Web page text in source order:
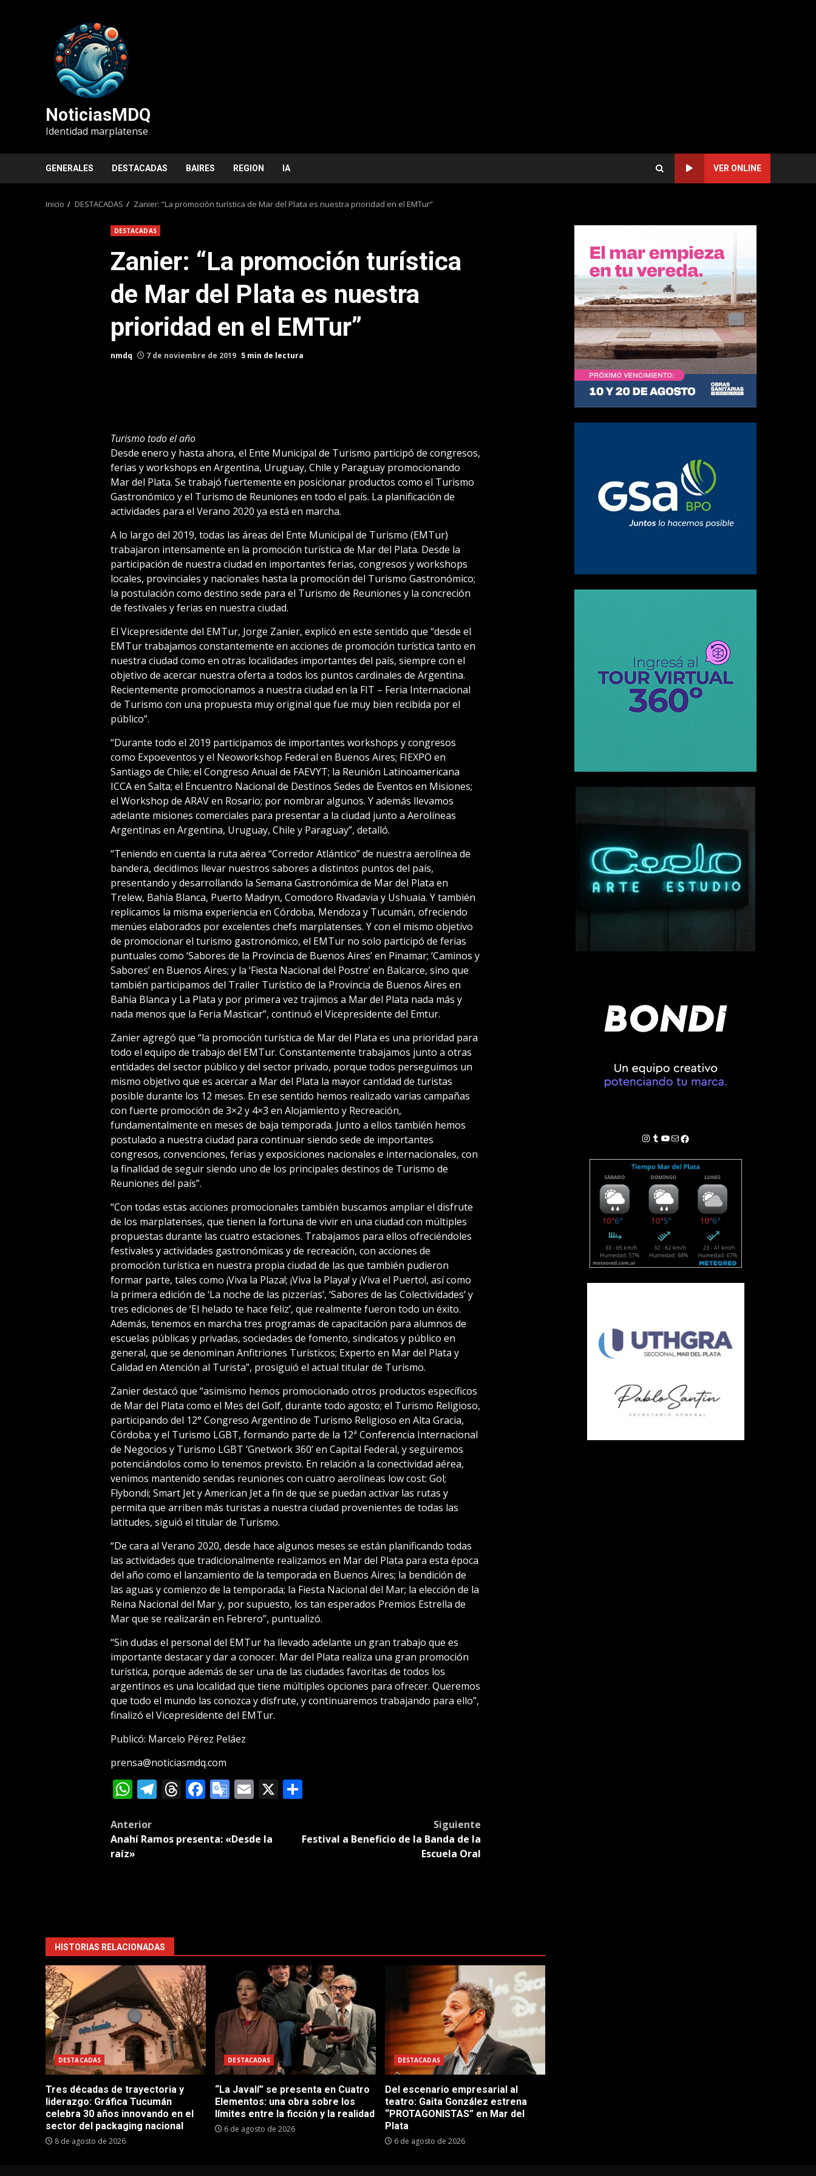
NoticiasMDQ
Identidad marplatense
GENERALES DESTACADAS BAIRES REGION IA VER ONLINE
Inicio DESTACADAS Zanier: “La promoción turística de Mar del Plata es nuestra prioridad en el EMTur”
DESTACADAS
Zanier: “La promoción turística
de Mar del Plata es nuestra
prioridad en el EMTur”
nmdq 7 de noviembre de 2019 5 min de lectura
Turismo todo el año
Desde enero y hasta ahora, el Ente Municipal de Turismo participó de congresos,
ferias y workshops en Argentina, Uruguay, Chile y Paraguay promocionando
Mar del Plata. Se trabajó fuertemente en posicionar productos como el Turismo
Gastronómico y el Turismo de Reuniones en todo el país. La planificación de
actividades para el Verano 2020 ya está en marcha.
A lo largo del 2019, todas las áreas del Ente Municipal de Turismo (EMTur)
trabajaron intensamente en la promoción turística de Mar del Plata. Desde la
participación de nuestra ciudad en importantes ferias, congresos y workshops
locales, provinciales y nacionales hasta la promoción del Turismo Gastronómico;
la postulación como destino sede para el Turismo de Reuniones y la concreción
de festivales y ferias en nuestra ciudad.
El Vicepresidente del EMTur, Jorge Zanier, explicó en este sentido que “desde el
EMTur trabajamos constantemente en acciones de promoción turística tanto en
nuestra ciudad como en otras localidades importantes del país, siempre con el
objetivo de acercar nuestra oferta a todos los puntos cardinales de Argentina.
Recientemente promocionamos a nuestra ciudad en la FIT – Feria Internacional
de Turismo con una propuesta muy original que fue muy bien recibida por el
público”.
“Durante todo el 2019 participamos de importantes workshops y congresos
como Expoeventos y el Neoworkshop Federal en Buenos Aires; FIEXPO en
Santiago de Chile; el Congreso Anual de FAEVYT; la Reunión Latinoamericana
ICCA en Salta; el Encuentro Nacional de Destinos Sedes de Eventos en Misiones;
el Workshop de ARAV en Rosario; por nombrar algunos. Y además llevamos
adelante misiones comerciales para presentar a la ciudad junto a Aerolíneas
Argentinas en Argentina, Uruguay, Chile y Paraguay”, detalló.
“Teniendo en cuenta la ruta aérea “Corredor Atlántico” de nuestra aerolínea de
bandera, decidimos llevar nuestros sabores a distintos puntos del país,
presentando y desarrollando la Semana Gastronómica de Mar del Plata en
Trelew, Bahía Blanca, Puerto Madryn, Comodoro Rivadavia y Ushuaia. Y también
replicamos la misma experiencia en Córdoba, Mendoza y Tucumán, ofreciendo
menúes elaborados por excelentes chefs marplatenses. Y con el mismo objetivo
de promocionar el turismo gastronómico, el EMTur no solo participó de ferias
puntuales como ‘Sabores de la Provincia de Buenos Aires’ en Pinamar; ‘Caminos y
Sabores’ en Buenos Aires; y la ‘Fiesta Nacional del Postre’ en Balcarce, sino que
también participamos del Trailer Turístico de la Provincia de Buenos Aires en
Bahía Blanca y La Plata y por primera vez trajimos a Mar del Plata nada más y
nada menos que la Feria Masticar”, continuó el Vicepresidente del Emtur.
Zanier agregó que “la promoción turística de Mar del Plata es una prioridad para
todo el equipo de trabajo del EMTur. Constantemente trabajamos junto a otras
entidades del sector público y del sector privado, porque todos perseguimos un
mismo objetivo que es acercar a Mar del Plata la mayor cantidad de turistas
posible durante los 12 meses. En ese sentido hemos realizado varias campañas
con fuerte promoción de 3×2 y 4×3 en Alojamiento y Recreación,
fundamentalmente en meses de baja temporada. Junto a ellos también hemos
postulado a nuestra ciudad para continuar siendo sede de importantes
congresos, convenciones, ferias y exposiciones nacionales e internacionales, con
la finalidad de seguir siendo uno de los principales destinos de Turismo de
Reuniones del país”.
“Con todas estas acciones promocionales también buscamos ampliar el disfrute
de los marplatenses, que tienen la fortuna de vivir en una ciudad con múltiples
propuestas durante las cuatro estaciones. Trabajamos para ellos ofreciéndoles
festivales y actividades gastronómicas y de recreación, con acciones de
promoción turística en nuestra propia ciudad de las que también pudieron
formar parte, tales como ¡Viva la Plaza!; ¡Viva la Playa! y ¡Viva el Puerto!, así como
la primera edición de ‘La noche de las pizzerías’, ‘Sabores de las Colectividades’ y
tres ediciones de ‘El helado te hace feliz’, que realmente fueron todo un éxito.
Además, tenemos en marcha tres programas de capacitación para alumnos de
escuelas públicas y privadas, sociedades de fomento, sindicatos y público en
general, que se denominan Anfitriones Turísticos; Experto en Mar del Plata y
Calidad en Atención al Turista”, prosiguió el actual titular de Turismo.
Zanier destacó que “asimismo hemos promocionado otros productos específicos
de Mar del Plata como el Mes del Golf, durante todo agosto; el Turismo Religioso,
participando del 12° Congreso Argentino de Turismo Religioso en Alta Gracia,
Córdoba; y el Turismo LGBT, formando parte de la 12ª Conferencia Internacional
de Negocios y Turismo LGBT ‘Gnetwork 360’ en Capital Federal, y seguiremos
potenciándolos como lo tenemos previsto. En relación a la conectividad aérea,
venimos mantenido sendas reuniones con cuatro aerolíneas low cost: Gol;
Flybondi; Smart Jet y American Jet a fin de que se puedan activar las rutas y
permita que arriben más turistas a nuestra ciudad provenientes de todas las
latitudes, siguió el titular de Turismo.
“De cara al Verano 2020, desde hace algunos meses se están planificando todas
las actividades que tradicionalmente realizamos en Mar del Plata para esta época
del año como el lanzamiento de la temporada en Buenos Aires; la bendición de
las aguas y comienzo de la temporada; la Fiesta Nacional del Mar; la elección de la
Reina Nacional del Mar y, por supuesto, los tan esperados Premios Estrella de
Mar que se realizarán en Febrero”, puntualizó.
“Sin dudas el personal del EMTur ha llevado adelante un gran trabajo que es
importante destacar y dar a conocer. Mar del Plata realiza una gran promoción
turística, porque además de ser una de las ciudades favoritas de todos los
argentinos es una localidad que tiene múltiples opciones para ofrecer. Queremos
que todo el mundo las conozca y disfrute, y continuaremos trabajando para ello”,
finalizó el Vicepresidente del EMTur.
Publicó: Marcelo Pérez Peláez
prensa@noticiasmdq.com
WhatsApp
Telegram
Threads
Facebook
Google
Email
X Compartir
Post
navigation
Anterior
Anahí Ramos presenta: «Desde la
raíz»
Siguiente
Festival a Beneficio de la Banda de la
Escuela Oral
HISTORIAS RELACIONADAS
DESTACADAS
Tres décadas de trayectoria y
liderazgo: Gráfica Tucumán
celebra 30 años innovando en el
sector del packaging nacional
8 de agosto de 2026
DESTACADAS
“La Javalí” se presenta en Cuatro
Elementos: una obra sobre los
límites entre la ficción y la realidad
6 de agosto de 2026
DESTACADAS
Del escenario empresarial al
teatro: Gaita González estrena
“PROTAGONISTAS” en Mar del
Plata
6 de agosto de 2026
Instagram
Tumblr
YouTube
Correo electrónico
Facebook